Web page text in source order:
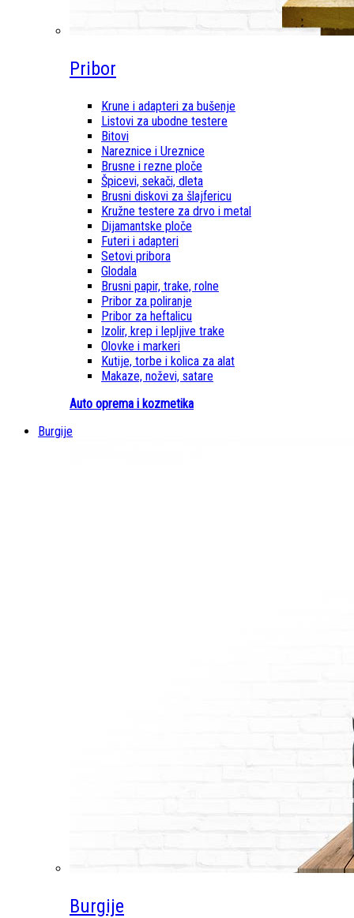
Pribor
Krune i adapteri za bušenje
Listovi za ubodne testere
Bitovi
Nareznice i Ureznice
Brusne i rezne ploče
Špicevi, sekači, dleta
Brusni diskovi za šlajfericu
Kružne testere za drvo i metal
Dijamantske ploče
Futeri i adapteri
Setovi pribora
Glodala
Brusni papir, trake, rolne
Pribor za poliranje
Pribor za heftalicu
Izolir, krep i lepljive trake
Olovke i markeri
Kutije, torbe i kolica za alat
Makaze, noževi, satare
Auto oprema i kozmetika
Burgije
Burgije